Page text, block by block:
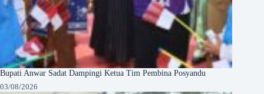
Bupati Anwar Sadat Dampingi Ketua Tim Pembina Posyandu
03/08/2026